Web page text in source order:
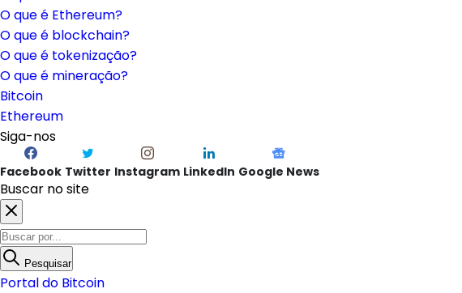
O que é Ethereum?
O que é blockchain?
O que é tokenização?
O que é mineração?
Bitcoin
Ethereum
Siga-nos
Facebook Twitter Instagram LinkedIn Google News
Buscar no site
Pesquisar
Portal do Bitcoin